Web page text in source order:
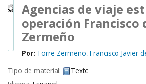
Agencias de viaje
operación Francisco
Zermeño
Por: Torre Zermeño, Francisco Javier
Tipo de material:
Texto